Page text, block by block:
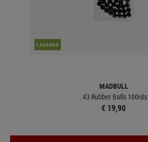
LAGERND
MADBULL
.43 Rubber Balls 100rds
€ 19,90